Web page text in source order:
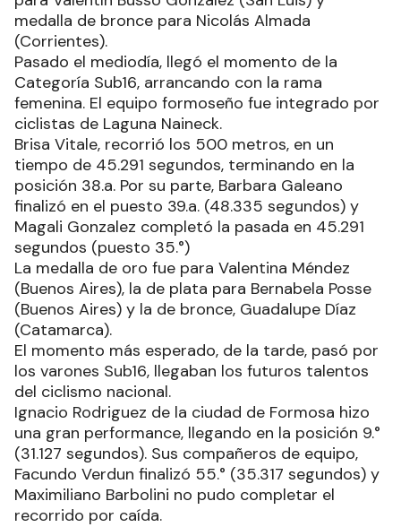
medalla de bronce para Nicolás Almada
(Corrientes).
Pasado el mediodía, llegó el momento de la
Categoría Sub16, arrancando con la rama
femenina. El equipo formoseño fue integrado por
ciclistas de Laguna Naineck.
Brisa Vitale, recorrió los 500 metros, en un
tiempo de 45.291 segundos, terminando en la
posición 38.a. Por su parte, Barbara Galeano
finalizó en el puesto 39.a. (48.335 segundos) y
Magali Gonzalez completó la pasada en 45.291
segundos (puesto 35.°)
La medalla de oro fue para Valentina Méndez
(Buenos Aires), la de plata para Bernabela Posse
(Buenos Aires) y la de bronce, Guadalupe Díaz
(Catamarca).
El momento más esperado, de la tarde, pasó por
los varones Sub16, llegaban los futuros talentos
del ciclismo nacional.
Ignacio Rodriguez de la ciudad de Formosa hizo
una gran performance, llegando en la posición 9.°
(31.127 segundos). Sus compañeros de equipo,
Facundo Verdun finalizó 55.° (35.317 segundos) y
Maximiliano Barbolini no pudo completar el
recorrido por caída.